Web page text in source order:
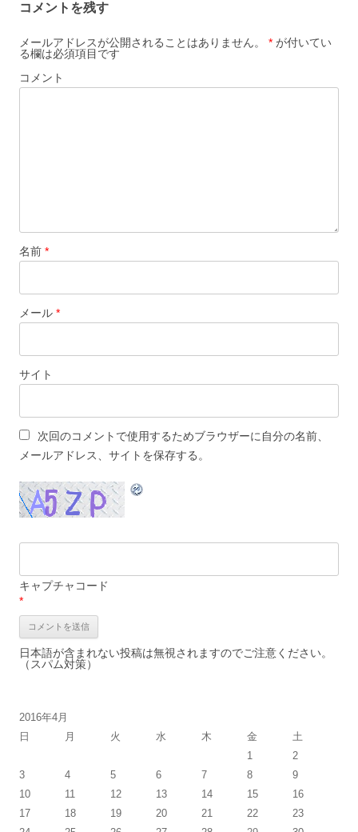
コメントを残す
メールアドレスが公開されることはありません。 * が付いてい
る欄は必須項目です
コメント
名前 *
メール *
サイト
次回のコメントで使用するためブラウザーに自分の名前、
メールアドレス、サイトを保存する。
キャプチャコード
*
日本語が含まれない投稿は無視されますのでご注意ください。
（スパム対策）
2016年4月
日
月 火 水 木 金 土
1
2
3
4 5 6 7 8
9
10
11 12 13 14 15
16
17
18 19 20 21 22
23